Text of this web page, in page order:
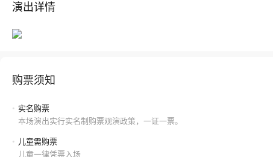
演出详情
购票须知
• 实名购票
本场演出实行实名制购票观演政策，一证一票。
• 儿童需购票
儿童一律凭票入场